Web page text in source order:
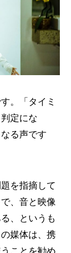
。「タイミ
定にな
る声です
を指摘して
、音と映像
、というも
媒体は、携
ことを勧め